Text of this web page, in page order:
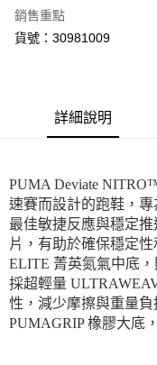
銷售重點
貨號：30981009
詳細說明
PUMA Deviate
速賽而設計的跑鞋，
最佳敏捷反應與穩定
片，有助於確保穩定
ELITE 菁英氮氣中底
採超輕量
性，減少摩擦與重量
PUMAGRIP 橡膠大底